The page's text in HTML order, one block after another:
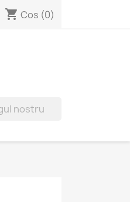
shopping_cart Cos (0)